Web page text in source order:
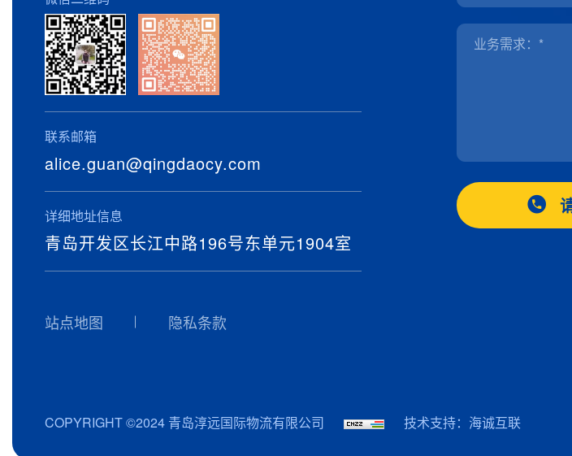
联系邮箱
alice.guan@qingdaocy.com
详细地址信息
青岛开发区长江中路196号东单元1904室
站点地图 隐私条款
COPYRIGHT ©2024 青岛淳远国际物流有限公司 技术支持：海诚互联